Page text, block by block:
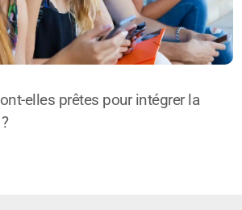
elles prêtes pour intégrer la